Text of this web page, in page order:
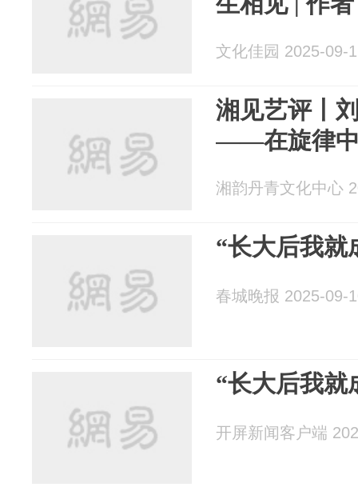
文化佳园 2025-09-
湘见艺评丨
——在旋律中
湘韵丹青文化中心
“长大后我就
春城晚报 2025-09-
“长大后我就
开屏新闻客户端